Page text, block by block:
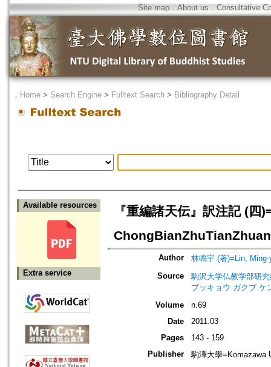
Site map．About us ． Consultative
． Home > Search Engine > Fulltext Search > Bibliography Detail
Available resources
Extra service
『重編諸天伝』訳注記 (
Author
林鳴宇 (著)=Lin,
Source
駒沢大学仏教学部研
ブッキョウ ガクブ ケ
Volume
n.69
Date
2011.03
Pages
143 - 159
Publisher
駒澤大學=Komazawa